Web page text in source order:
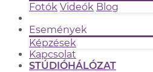
Fotók Videók Blog
Események
Képzések
Kapcsolat
STÚDIÓHÁLÓZAT